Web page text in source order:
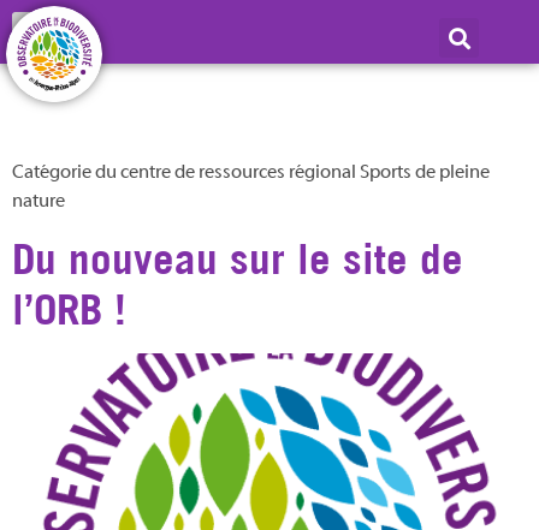
Catégorie :
Sports de
pleine nature
Catégorie du centre de ressources régional Sports de pleine
nature
Du nouveau sur le site de
l’ORB !